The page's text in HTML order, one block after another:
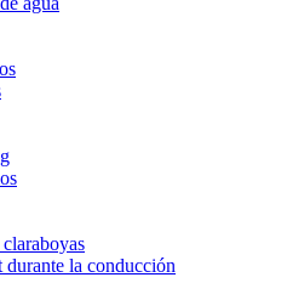
la conducción